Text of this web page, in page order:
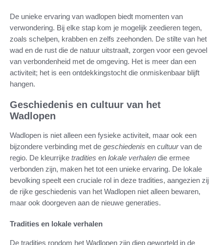
De unieke ervaring van wadlopen biedt momenten van
verwondering. Bij elke stap kom je mogelijk zeedieren tegen,
zoals schelpen, krabben en zelfs zeehonden. De stilte van het
wad en de rust die de natuur uitstraalt, zorgen voor een gevoel
van verbondenheid met de omgeving. Het is meer dan een
activiteit; het is een ontdekkingstocht die onmiskenbaar blijft
hangen.
Geschiedenis en cultuur van het
Wadlopen
Wadlopen is niet alleen een fysieke activiteit, maar ook een
bijzondere verbinding met de geschiedenis en cultuurvan de
regio. De kleurrijke tradities en lokale verhalen die ermee
verbonden zijn, maken het tot een unieke ervaring. De lokale
bevolking speelt een cruciale rol in deze tradities, aangezien zij
de rijke geschiedenis van het Wadlopen niet alleen bewaren,
maar ook doorgeven aan de nieuwe generaties.
Tradities en lokale verhalen
De tradities rondom het Wadlopen zijn diep geworteld in de